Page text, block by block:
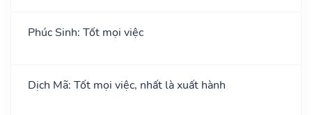
Phúc Sinh: Tốt mọi việc
Dịch Mã: Tốt mọi việc, nhất là xuất hành